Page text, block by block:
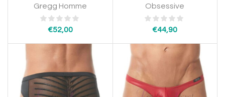
Gregg Homme
€52,00
Obsessive
€44,90